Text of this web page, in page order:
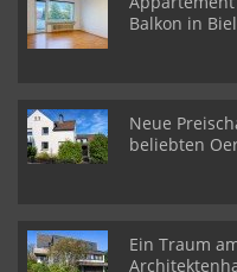
Balkon in
Neue
beliebten
Ein Traum